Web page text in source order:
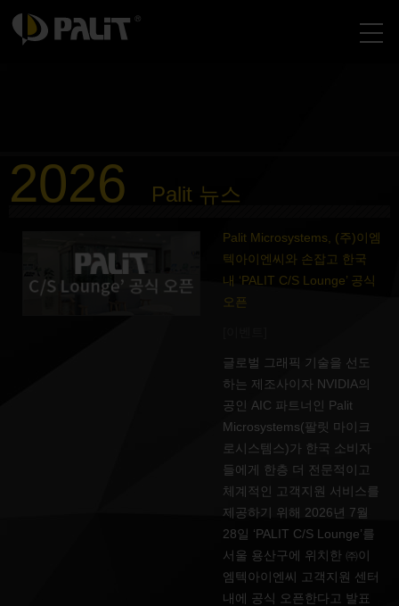
2026 Palit 뉴스
Palit Microsystems, (주)이엠
텍아이엔씨와 손잡고 한국
내 ‘PALIT C/S Lounge’ 공식
오픈
글로벌 그래픽 기술을 선도
하는 제조사이자 NVIDIA의
공인 AIC 파트너인 Palit
Microsystems(팔릿 마이크
로시스템스)가 한국 소비자
들에게 한층 더 전문적이고
체계적인 고객지원 서비스를
제공하기 위해 2026년 7월
28일 ‘PALIT C/S Lounge’를
서울 용산구에 위치한 ㈜이
엠텍아이엔씨 고객지원 센터
내에 공식 오픈한다고 발표